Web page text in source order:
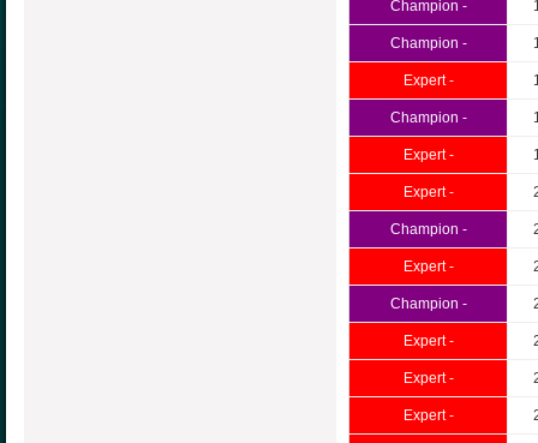
Champion -
Champion -
Expert -
Champion -
Expert -
Expert -
Champion -
Expert -
Champion -
Expert -
Expert -
Expert -